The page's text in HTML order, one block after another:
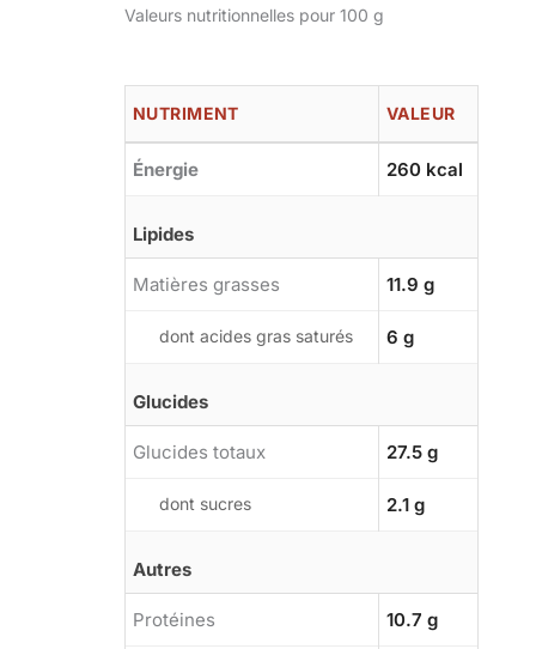
Valeurs nutritionnelles pour 100 g
NUTRIMENT VALEUR
Énergie 260 kcal
Lipides
Matières grasses 11.9 g
dont acides gras saturés 6 g
Glucides
Glucides totaux 27.5 g
dont sucres 2.1 g
Autres
Protéines 10.7 g